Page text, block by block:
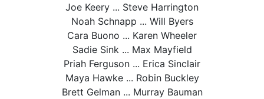
Joe Keery ... Steve Harrington
Noah Schnapp ... Will Byers
Cara Buono ... Karen Wheeler
Sadie Sink ... Max Mayfield
Priah Ferguson ... Erica Sinclair
Maya Hawke ... Robin Buckley
Brett Gelman ... Murray Bauman